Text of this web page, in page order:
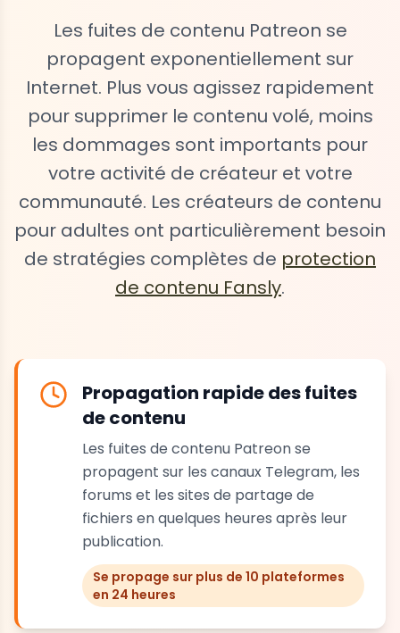
Les fuites de contenu Patreon se
propagent exponentiellement sur
Internet. Plus vous agissez rapidement
pour supprimer le contenu volé, moins
les dommages sont importants pour
votre activité de créateur et votre
communauté. Les créateurs de contenu
pour adultes ont particulièrement besoin
de stratégies complètes de protection
de contenu Fansly.
Propagation rapide des fuites
de contenu
Les fuites de contenu Patreon se
propagent sur les canaux Telegram, les
forums et les sites de partage de
fichiers en quelques heures après leur
publication.
Se propage sur plus de 10 plateformes
en 24 heures